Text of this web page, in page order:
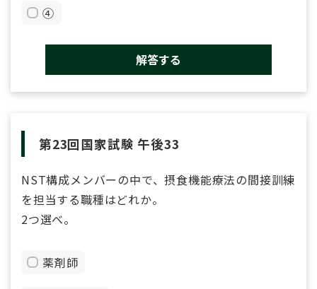
④
解答する
第23回国家試験 午後33
NST構成メンバーの中で、摂食機能療法の間接訓練
を担当する職種はどれか。
2つ選べ。
薬剤師